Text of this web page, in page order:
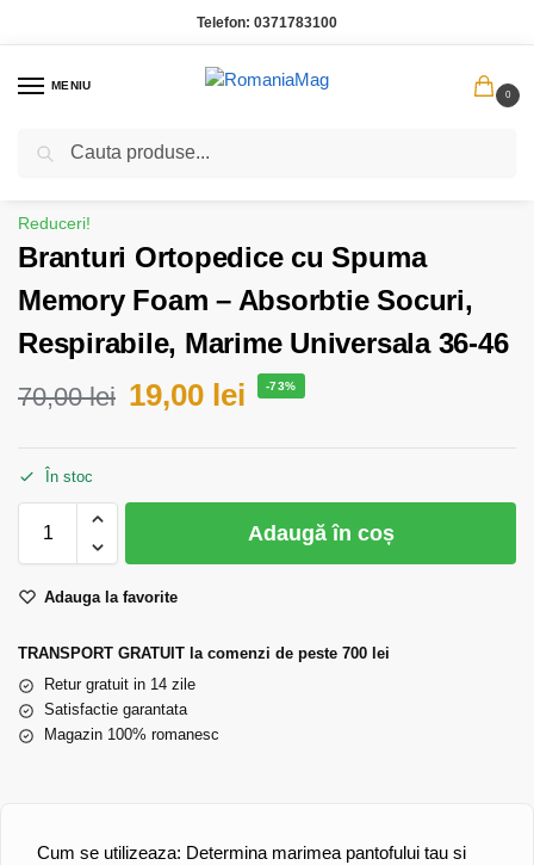
Telefon: 0371783100
MENIU
0
Prima pagină / Moda Accesorii
Reduceri!
Branturi Ortopedice cu Spuma
Memory Foam – Absorbtie Socuri,
Respirabile, Marime Universala 36-46
70,00lei 19,00 lei -73%
În stoc
Adaugă în coș
Adauga la favorite
TRANSPORT GRATUIT la comenzi de peste 700 lei
Retur gratuit in 14 zile
Satisfactie garantata
Magazin 100% romanesc
Cum se utilizeaza: Determina marimea pantofului tau si